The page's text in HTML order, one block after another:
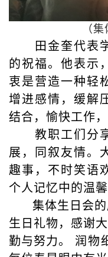
（
田金奎代表
的祝福。他表示
衷是营造一种轻
增进感情，缓解
结合，愉快工作
教职工们分
展，同叙友情。
趣事，不时笑语
个人记忆中的温馨
集体生日会
生日礼物，感谢
勤与努力。
润物